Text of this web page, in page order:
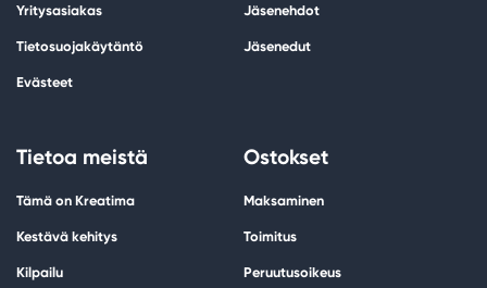
Yritysasiakas
Tietosuojakäytäntö
Evästeet
Jäsenehdot
Jäsenedut
Tietoa meistä
Tämä on Kreatima
Kestävä kehitys
Kilpailu
Ostokset
Maksaminen
Toimitus
Peruutusoikeus